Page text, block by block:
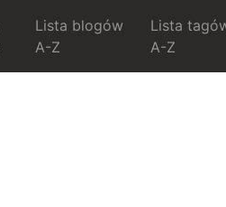
Lista blogów
A-Z
Lista
A-Z